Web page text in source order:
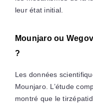
leur état initial.
Mounjaro ou
?
Les données
Mounjaro. L’étude
montré que le